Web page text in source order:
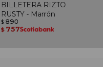
BILLETERA RIZTO
RUSTY - Marrón
$ 890
$ 757